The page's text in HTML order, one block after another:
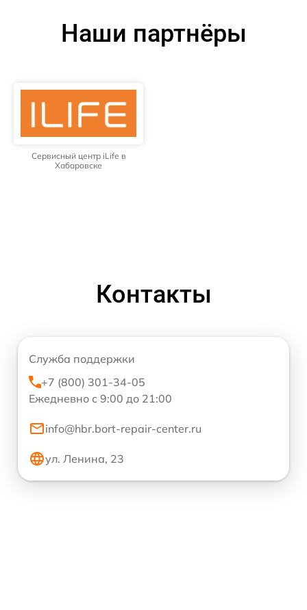
Наши партнёры
Сервисный центр iLife в
Хабаровске
Контакты
Служба поддержки
+7 (800) 301-34-05
Ежедневно с 9:00 до 21:00
info@hbr.bort-repair-center.ru
ул. Ленина, 23